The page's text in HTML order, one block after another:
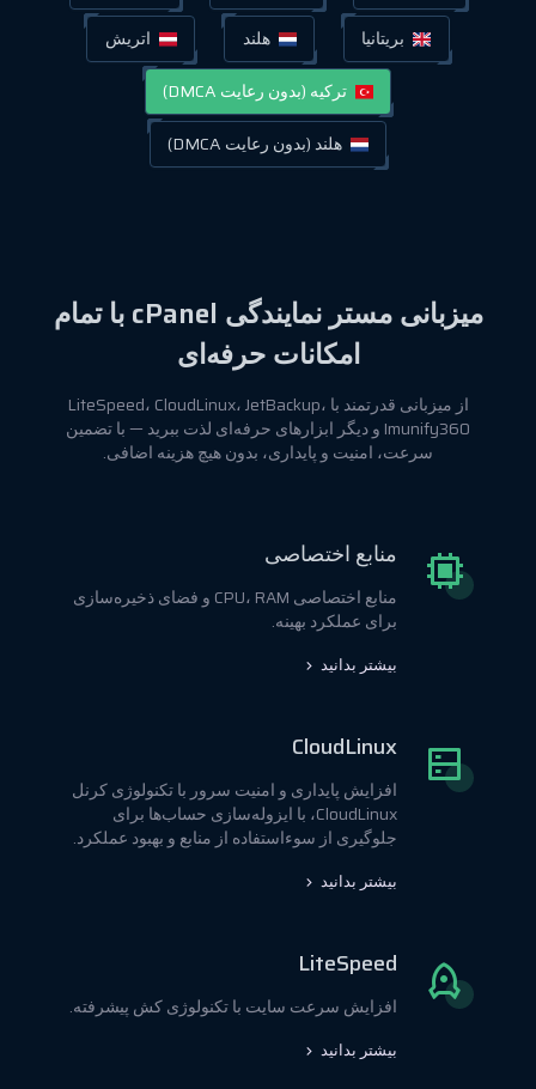
بریتانیا
هلند
اتریش
ترکیه (بدون رعایت DMCA)
هلند (بدون رعایت DMCA)
میزبانی مستر نمایندگی cPanel با تمام
امکانات حرفه‌ای
از میزبانی قدرتمند با LiteSpeed، CloudLinux، JetBackup،
Imunify360 و دیگر ابزارهای حرفه‌ای لذت ببرید — با تضمین
سرعت، امنیت و پایداری، بدون هیچ هزینه اضافی.
منابع اختصاصی
منابع اختصاصی CPU، RAM و فضای ذخیره‌سازی
برای عملکرد بهینه.
بیشتر بدانید
CloudLinux
افزایش پایداری و امنیت سرور با تکنولوژی کرنل
CloudLinux، با ایزوله‌سازی حساب‌ها برای
جلوگیری از سوءاستفاده از منابع و بهبود عملکرد.
بیشتر بدانید
LiteSpeed
افزایش سرعت سایت با تکنولوژی کش پیشرفته.
بیشتر بدانید